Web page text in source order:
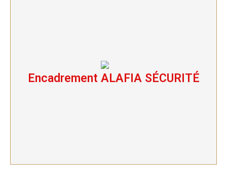
Encadrement ALAFIA SÉCURITÉ
Encadrement ALAFIA SÉCURITÉ